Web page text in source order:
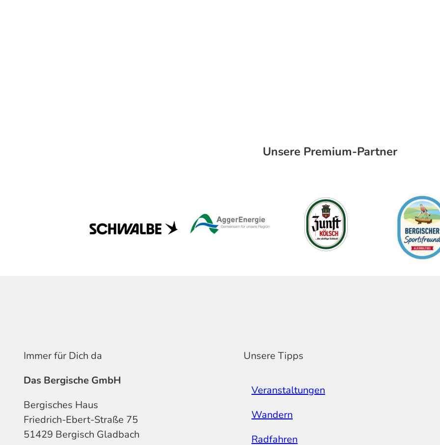
Unsere Premium-Partner
Immer für Dich da
Das Bergische GmbH
Bergisches Haus
Friedrich-Ebert-Straße 75
51429 Bergisch Gladbach
Unsere Tipps
Veranstaltungen
Wandern
Radfahren